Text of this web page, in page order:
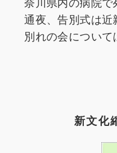
通夜、告別式は
別れの会について
新文化